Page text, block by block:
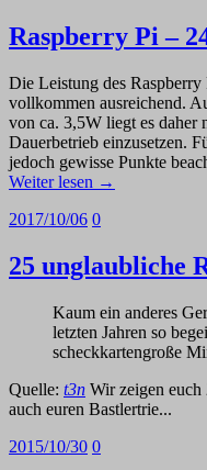
Raspberry Pi –
Die Leistung des
vollkommen ausreichend.
von ca. 3,5W liegt es daher
Dauerbetrieb einzusetzen.
jedoch gewisse Punkte
Weiter lesen →
2017/10/06 0
25 unglaubliche
Kaum ein anderes
letzten Jahren so
scheckkartengroße
Quelle: t3n Wir zeigen euch
auch euren Bastlertrie...
2015/10/30 0